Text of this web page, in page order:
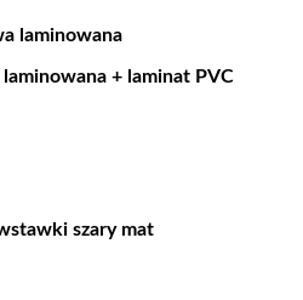
laminowana
+ laminat PVC
szary mat